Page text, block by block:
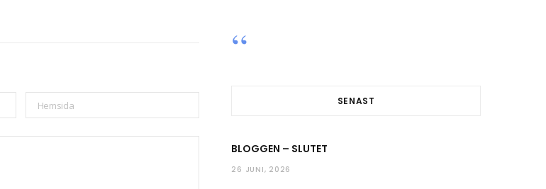
r
r
SENAST
BLOGGEN – SLUTET
26 JUNI, 2026